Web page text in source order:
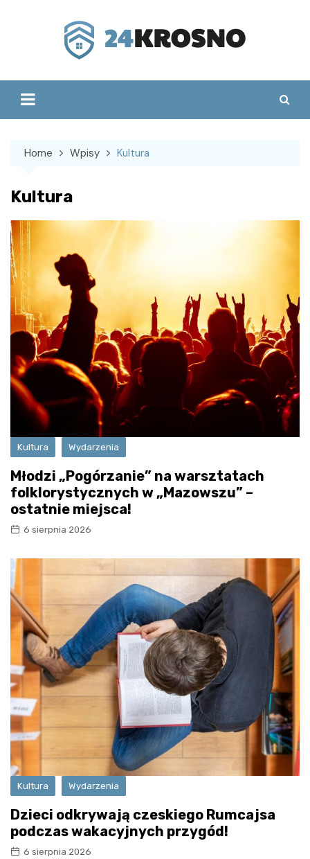
Home Wpisy Kultura
Kultura
Kultura Wydarzenia
Młodzi „Pogórzanie” na warsztatach
folklorystycznych w „Mazowszu” –
ostatnie miejsca!
6 sierpnia 2026
Kultura Wydarzenia
Dzieci odkrywają czeskiego Rumcajsa
podczas wakacyjnych przygód!
6 sierpnia 2026